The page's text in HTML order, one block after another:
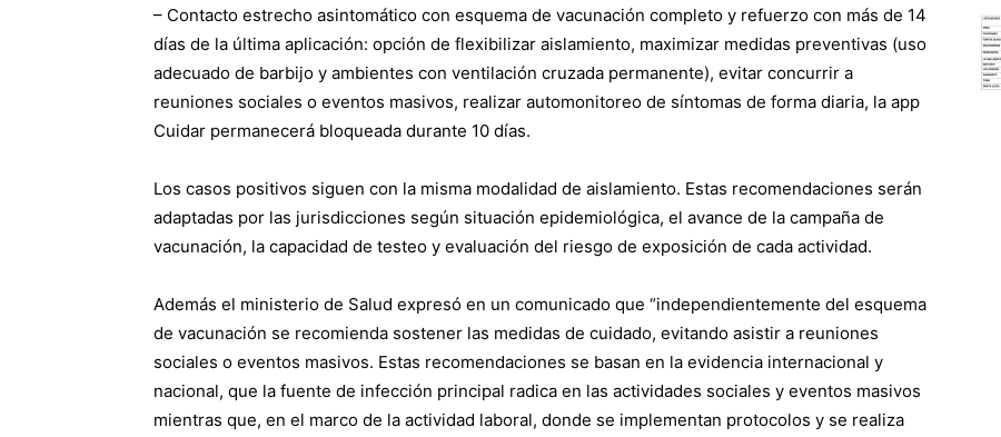
– Contacto estrecho asintomático con esquema de vacunación completo y refuerzo con más de 14
días de la última aplicación: opción de flexibilizar aislamiento, maximizar medidas preventivas (uso
adecuado de barbijo y ambientes con ventilación cruzada permanente), evitar concurrir a
reuniones sociales o eventos masivos, realizar automonitoreo de síntomas de forma diaria, la app
Cuidar permanecerá bloqueada durante 10 días.
Los casos positivos siguen con la misma modalidad de aislamiento. Estas recomendaciones serán
adaptadas por las jurisdicciones según situación epidemiológica, el avance de la campaña de
vacunación, la capacidad de testeo y evaluación del riesgo de exposición de cada actividad.
Además el ministerio de Salud expresó en un comunicado que “independientemente del esquema
de vacunación se recomienda sostener las medidas de cuidado, evitando asistir a reuniones
sociales o eventos masivos. Estas recomendaciones se basan en la evidencia internacional y
nacional, que la fuente de infección principal radica en las actividades sociales y eventos masivos
mientras que, en el marco de la actividad laboral, donde se implementan protocolos y se realiza